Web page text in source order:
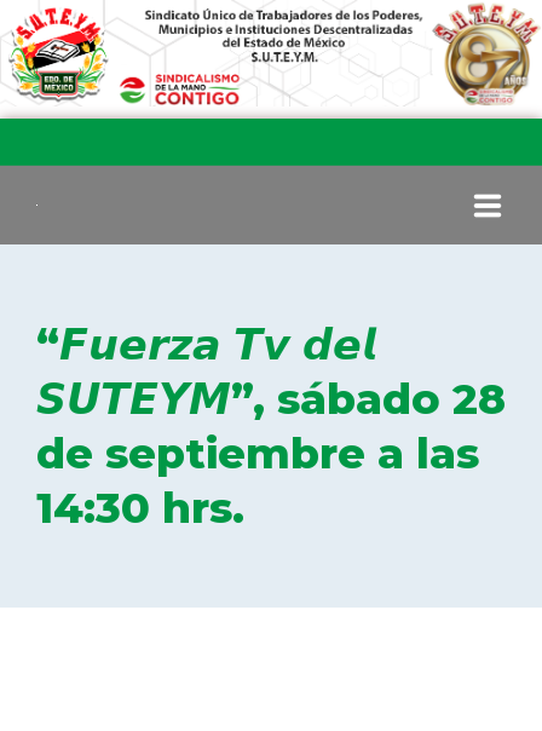
COMITÉ EJECUTIVO
COMISIÓN DE VIGILANCIA
SECCIONES
“𝙁𝙪𝙚𝙧𝙯𝙖 𝙏𝙫 𝙙𝙚𝙡
𝙎𝙐𝙏𝙀𝙔𝙈”, sábado 28
de septiembre a las
14:30 hrs.